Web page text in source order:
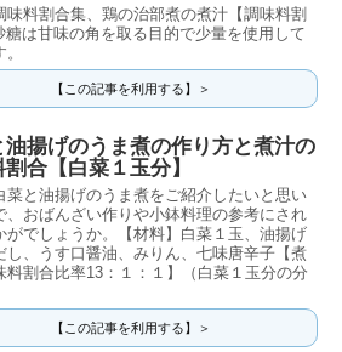
味料割合集、鶏の治部煮の煮汁【調味料割
糖は甘味の角を取る目的で少量を使用して
【この記事を利用する】＞
油揚げのうま煮の作り方と煮汁の
合【白菜１玉分】
菜と油揚げのうま煮をご紹介したいと思い
、おばんざい作りや小鉢料理の参考にされ
がでしょうか。【材料】白菜１玉、油揚げ
し、うす口醤油、みりん、七味唐辛子【煮
料割合比率13：１：１】（白菜１玉分の分
【この記事を利用する】＞